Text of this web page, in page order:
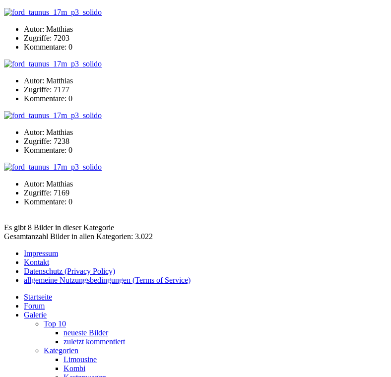
Autor: Matthias
Zugriffe: 7203
Kommentare: 0
Autor: Matthias
Zugriffe: 7177
Kommentare: 0
Autor: Matthias
Zugriffe: 7238
Kommentare: 0
Autor: Matthias
Zugriffe: 7169
Kommentare: 0
Es gibt 8 Bilder in dieser Kategorie
Gesamtanzahl Bilder in allen Kategorien: 3.022
Impressum
Kontakt
Datenschutz (Privacy Policy)
allgemeine Nutzungsbedingungen (Terms of Service)
Startseite
Forum
Galerie
Top 10
neueste Bilder
zuletzt kommentiert
Kategorien
Limousine
Kombi